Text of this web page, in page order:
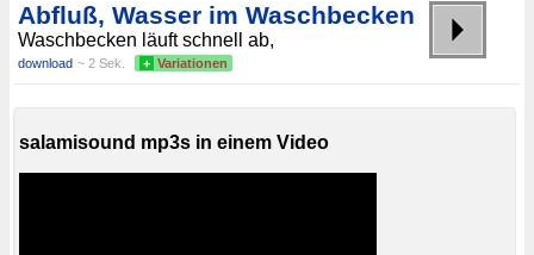
Abfluß, Wasser im Waschbecken
Waschbecken läuft schnell ab,
download ~ 2 Sek. + Variationen
salamisound mp3s in einem Video